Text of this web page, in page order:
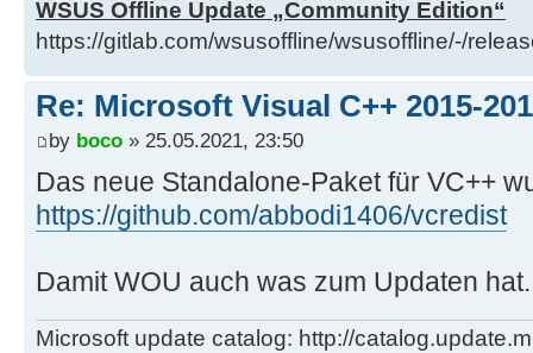
WSUS Offline Update „Community Edition“
https://gitlab.com/wsusoffline/wsusoffline/-/
Re: Microsoft Visual C++ 2015-
by boco » 25.05.2021, 23:50
Das neue Standalone-Paket für VC++
https://github.com/abbodi1406/vcredist
Damit WOU auch was zum Updaten
Microsoft update catalog: http://